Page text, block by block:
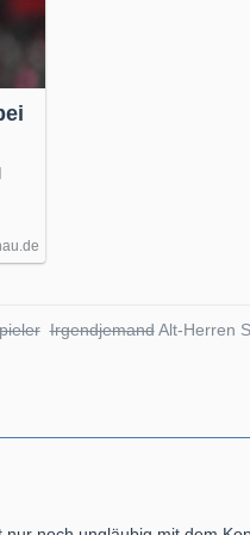
IrgendjemandAlt-Herren